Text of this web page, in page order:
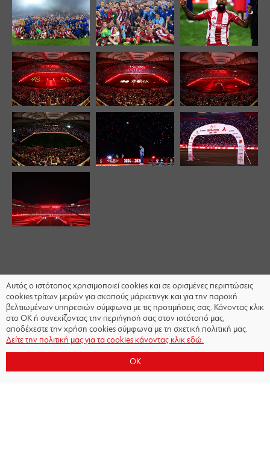
Αυτός ο ιστότοπος χρησιμοποιεί cookies και σε ορισμένες περιπτώσεις
cookies τρίτων μερών για σκοπούς μάρκετινγκ και για την παροχή
βελτιωμένων υπηρεσιών σύμφωνα με τις προτιμήσεις σας. Κάνοντας κλικ
στο OK ή συνεχίζοντας την περιήγησή σας στον ιστότοπό μας,
αποδέχεστε την χρήση cookies σύμφωνα με τη σχετική πολιτική μας.
Δείτε την πολιτική μας για τα cookies κάνοντας κλικ εδώ.
OK